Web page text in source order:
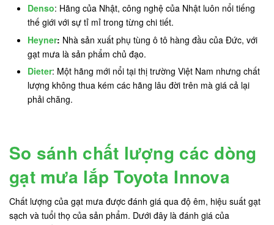
Denso: Hãng của Nhật, công nghệ của Nhật luôn nổi tiếng
thế giới với sự tỉ mỉ trong từng chi tiết.
Heyner: Nhà sản xuất phụ tùng ô tô hàng đầu của Đức, với
gạt mưa là sản phẩm chủ đạo.
Dieter: Một hãng mới nổi tại thị trường Việt Nam nhưng chất
lượng không thua kém các hãng lâu đời trên mà giá cả lại
phải chăng.
So sánh chất lượng các dòng
gạt mưa lắp Toyota Innova
Chất lượng của gạt mưa được đánh giá qua độ êm, hiệu suất gạt
sạch và tuổi thọ của sản phẩm. Dưới đây là đánh giá của